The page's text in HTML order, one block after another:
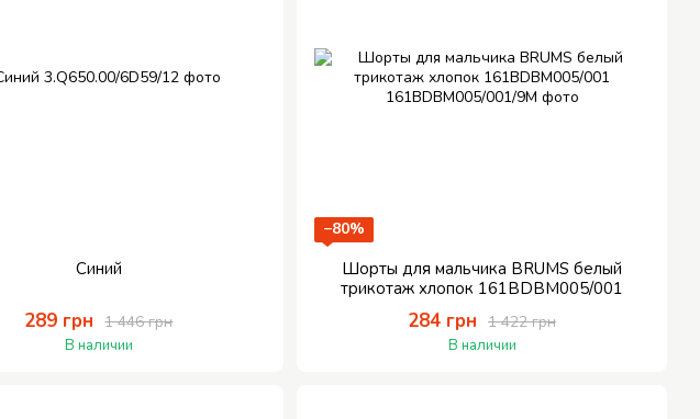
Синий
1 446 грн
289 грн
В наличии
−80%
Шорты для мальчика BRUMS белый
трикотаж хлопок 161BDBM005/001
1 422 грн
284 грн
В наличии